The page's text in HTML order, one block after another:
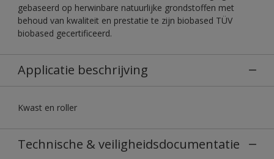
gebaseerd op herwinbare natuurlijke grondstoffen met
behoud van kwaliteit en prestatie te zijn biobased TÜV
biobased gecertificeerd.
Applicatie beschrijving
Kwast en roller
Technische & veiligheidsdocumentatie